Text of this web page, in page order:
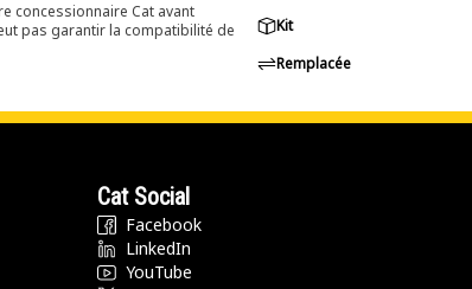
concessionnaire Cat avant
pas garantir la compatibilité de
Kit
Remplacée
Cat Social
Facebook
LinkedIn
YouTube